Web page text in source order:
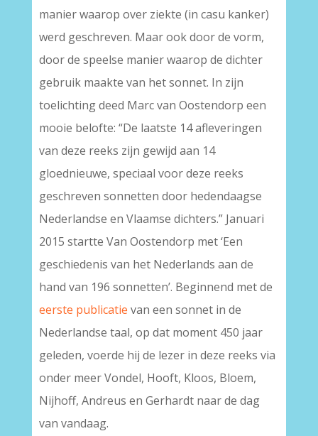
manier waarop over ziekte (in casu kanker)
werd geschreven. Maar ook door de vorm,
door de speelse manier waarop de dichter
gebruik maakte van het sonnet. In zijn
toelichting deed Marc van Oostendorp een
mooie belofte: “De laatste 14 afleveringen
van deze reeks zijn gewijd aan 14
gloednieuwe, speciaal voor deze reeks
geschreven sonnetten door hedendaagse
Nederlandse en Vlaamse dichters.” Januari
2015 startte Van Oostendorp met ‘Een
geschiedenis van het Nederlands aan de
hand van 196 sonnetten’. Beginnend met de
eerste publicatie van een sonnet in de
Nederlandse taal, op dat moment 450 jaar
geleden, voerde hij de lezer in deze reeks via
onder meer Vondel, Hooft, Kloos, Bloem,
Nijhoff, Andreus en Gerhardt naar de dag
van vandaag.